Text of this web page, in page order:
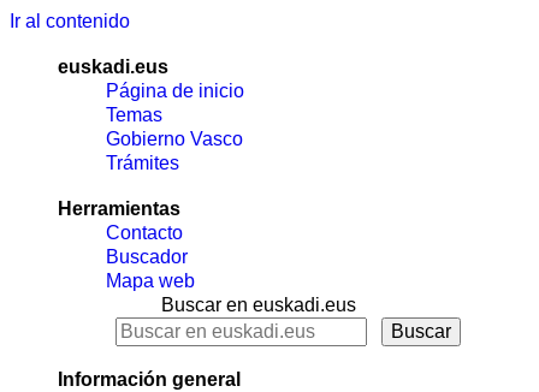
Ir al contenido
euskadi.eus
Página de inicio
Temas
Gobierno Vasco
Trámites
Herramientas
Contacto
Buscador
Mapa web
Buscar en euskadi.eus
Información general